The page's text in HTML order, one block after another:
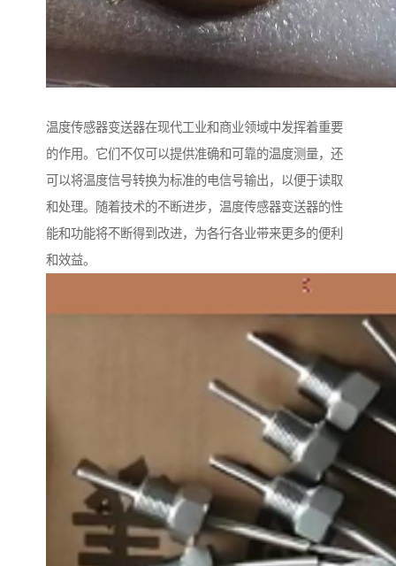
温度传感器变送器在现代工业和商业领域中发挥着重要
的作用。它们不仅可以提供准确和可靠的温度测量，还
可以将温度信号转换为标准的电信号输出，以便于读取
和处理。随着技术的不断进步，温度传感器变送器的性
能和功能将不断得到改进，为各行各业带来更多的便利
和效益。